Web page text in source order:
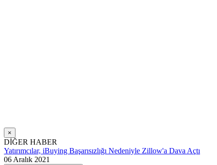
×
DİĞER HABER
Yatırımcılar, iBuying Başarısızlığı Nedeniyle Zillow'a Dava Açtı
06 Aralık 2021